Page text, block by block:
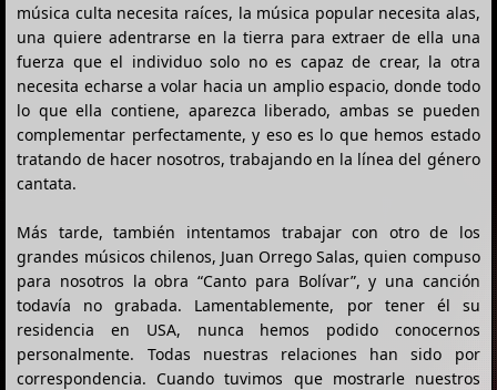
música culta necesita raíces, la música popular necesita alas,
una quiere adentrarse en la tierra para extraer de ella una
fuerza que el individuo solo no es capaz de crear, la otra
necesita echarse a volar hacia un amplio espacio, donde todo
lo que ella contiene, aparezca liberado, ambas se pueden
complementar perfectamente, y eso es lo que hemos estado
tratando de hacer nosotros, trabajando en la línea del género
cantata.
Más tarde, también intentamos trabajar con otro de los
grandes músicos chilenos, Juan Orrego Salas, quien compuso
para nosotros la obra “Canto para Bolívar”, y una canción
todavía no grabada. Lamentablemente, por tener él su
residencia en USA, nunca hemos podido conocernos
personalmente. Todas nuestras relaciones han sido por
correspondencia. Cuando tuvimos que mostrarle nuestros